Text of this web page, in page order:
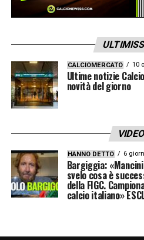
CALCIOMERCATO 10
Ultime notizie
novità del giorno
HANNO DETTO 6
Bargiggia:
svelo cosa è
della FIGC.
calcio italiano»